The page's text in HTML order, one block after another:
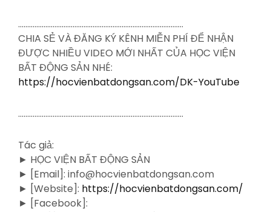
……………………………………………………………………………….
CHIA SẺ VÀ ĐĂNG KÝ KÊNH MIỄN PHÍ ĐỂ NHẬN
ĐƯỢC NHIỀU VIDEO MỚI NHẤT CỦA HỌC VIỆN
BẤT ĐỘNG SẢN NHÉ:
https://hocvienbatdongsan.com/DK-YouTube
……………………………………………………………………………….
Tác giả:
► HỌC VIỆN BẤT ĐỘNG SẢN
► [Email]: info@hocvienbatdongsan.com
► [Website]: https://hocvienbatdongsan.com/
► [Facebook]: